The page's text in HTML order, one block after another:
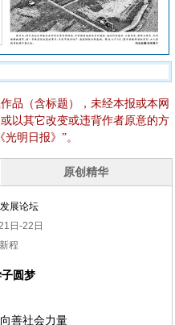
品（含标题），未经本报或本网
以其它改变或违背作者原意的方
明日报》”。